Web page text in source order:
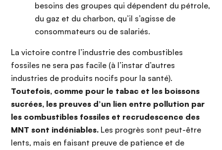
besoins des groupes qui dépendent du pétrole,
du gaz et du charbon, qu’il s’agisse de
consommateurs ou de salariés.
La victoire contre l’industrie des combustibles
fossiles ne sera pas facile (à l’instar d’autres
industries de produits nocifs pour la santé).
Toutefois, comme pour le tabac et les boissons
sucrées, les preuves d’un lien entre pollution par
les combustibles fossiles et recrudescence des
MNT sont indéniables. Les progrès sont peut-être
lents, mais en faisant preuve de patience et de